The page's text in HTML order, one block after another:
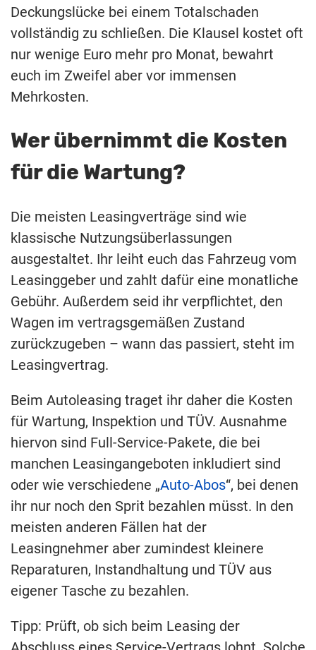
Deckungslücke bei einem Totalschaden
vollständig zu schließen. Die Klausel kostet oft
nur wenige Euro mehr pro Monat, bewahrt
euch im Zweifel aber vor immensen
Mehrkosten.
Wer übernimmt die Kosten
für die Wartung?
Die meisten Leasingverträge sind wie
klassische Nutzungsüberlassungen
ausgestaltet. Ihr leiht euch das Fahrzeug vom
Leasinggeber und zahlt dafür eine monatliche
Gebühr. Außerdem seid ihr verpflichtet, den
Wagen im vertragsgemäßen Zustand
zurückzugeben – wann das passiert, steht im
Leasingvertrag.
Beim Autoleasing traget ihr daher die Kosten
für Wartung, Inspektion und TÜV. Ausnahme
hiervon sind Full-Service-Pakete, die bei
manchen Leasingangeboten inkludiert sind
oder wie verschiedene „Auto-Abos“, bei denen
ihr nur noch den Sprit bezahlen müsst. In den
meisten anderen Fällen hat der
Leasingnehmer aber zumindest kleinere
Reparaturen, Instandhaltung und TÜV aus
eigener Tasche zu bezahlen.
Tipp: Prüft, ob sich beim Leasing der